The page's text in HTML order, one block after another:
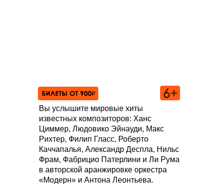
Вы услышите мировые хиты
известных композиторов: Ханс
Циммер, Людовико Эйнауди, Макс
Рихтер, Филип Гласс, Роберто
Каччапалья, Александр Деспла, Нильс
Фрам, Фабрицио Патерлини и Ли Рума
в авторской аранжировке оркестра
«Модерн» и Антона Леонтьева.